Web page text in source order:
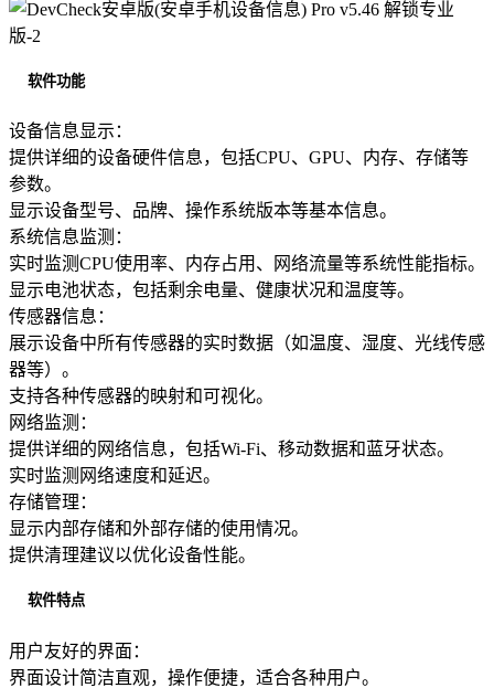
软件功能
设备信息显示：
提供详细的设备硬件信息，包括CPU、GPU、内存、存储等
参数。
显示设备型号、品牌、操作系统版本等基本信息。
系统信息监测：
实时监测CPU使用率、内存占用、网络流量等系统性能指标。
显示电池状态，包括剩余电量、健康状况和温度等。
传感器信息：
展示设备中所有传感器的实时数据（如温度、湿度、光线传感
器等）。
支持各种传感器的映射和可视化。
网络监测：
提供详细的网络信息，包括Wi-Fi、移动数据和蓝牙状态。
实时监测网络速度和延迟。
存储管理：
显示内部存储和外部存储的使用情况。
提供清理建议以优化设备性能。
软件特点
用户友好的界面：
界面设计简洁直观，操作便捷，适合各种用户。